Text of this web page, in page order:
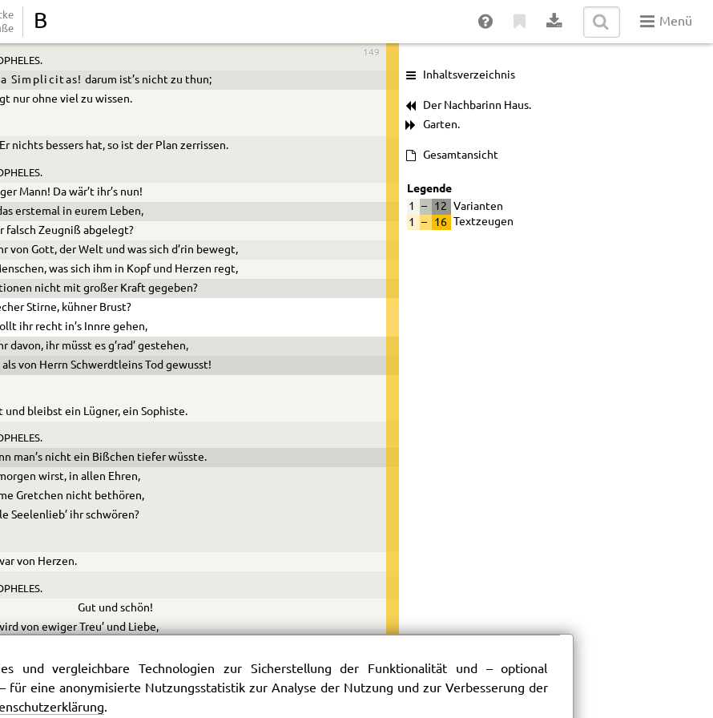
B Menü
Wir werden erst die Reise machen müssen!
149
Simplicitas! darum ist’s nicht zu thun;
nur ohne viel zu wissen.
nichts bessers hat, so ist der Plan zerrissen.
Mann! Da wär’t ihr’s nun!
erstemal in eurem Leben,
falsch Zeugniß abgelegt?
von Gott, der Welt und was sich d’rin bewegt,
was sich ihm in Kopf und Herzen regt,
nicht mit großer Kraft gegeben?
Stirne, kühner Brust?
ihr recht in’s Innre gehen,
davon, ihr müsst es g’rad’ gestehen,
als von Herrn Schwerdtleins Tod gewusst!
und bleibst ein Lügner, ein Sophiste.
man’s nicht ein Bißchen tiefer wüsste.
wirst, in allen Ehren,
Gretchen nicht bethören,
Seelenlieb’ ihr schwören?
von Herzen.
Gut und schön!
von ewiger Treu’ und Liebe,
auch so von Herzen gehn?
150
Es wird! – Wenn ich empfinde,
Inhaltsverzeichnis
Der Nachbarinn Haus.
Garten.
Gesamtansicht
Legende
1 – 12
Varianten
1
– 16 Textzeugen
und vergleichbare Technologien zur Sicherstellung der Funktionalität und – optional
für eine anonymisierte Nutzungsstatistik zur Analyse der Nutzung und zur Verbesserung der
.